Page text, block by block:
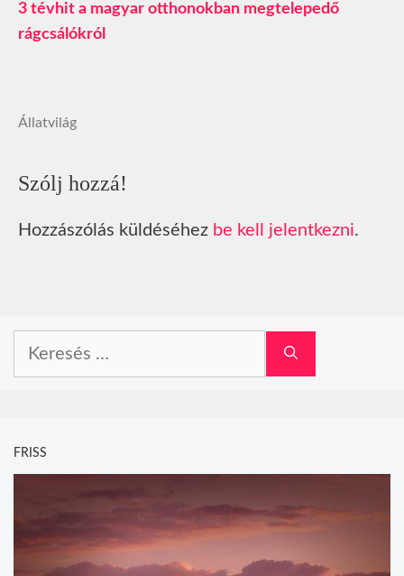
3 tévhit a magyar otthonokban megtelepedő
rágcsálókról
Állatvilág
Szólj hozzá!
Hozzászólás küldéséhez be kell jelentkezni.
FRISS